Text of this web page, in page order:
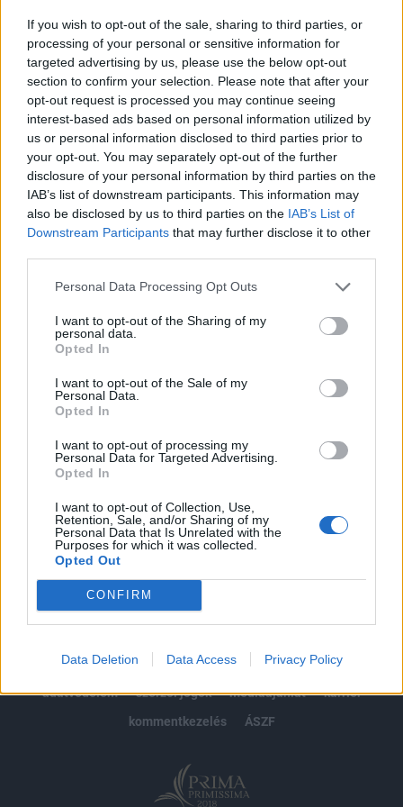
If you wish to opt-out of the sale, sharing to third parties, or
processing of your personal or sensitive information for
targeted advertising by us, please use the below opt-out
section to confirm your selection. Please note that after your
opt-out request is processed you may continue seeing
interest-based ads based on personal information utilized by
us or personal information disclosed to third parties prior to
your opt-out. You may separately opt-out of the further
disclosure of your personal information by third parties on the
IAB’s list of downstream participants. This information may
also be disclosed by us to third parties on the IAB’s List of
Downstream Participants that may further disclose it to other
Personal Data Processing Opt Outs
I want to opt-out of the Sharing of my
personal data.
Opted In
I want to opt-out of the Sale of my
Personal Data.
Opted In
I want to opt-out of processing my
Personal Data for Targeted Advertising.
Opted In
I want to opt-out of Collection, Use,
Retention, Sale, and/or Sharing of my
Personal Data that Is Unrelated with the
Purposes for which it was collected.
Opted Out
CONFIRM
Data Deletion Data Access Privacy Policy
Az orosz elnök, akinek szavait több orosz portál mellett a
Vedomosztyi idézte, azt mondta: Oroszország győzelme
elkerülhetetlen, soha nem fogják megtörni az
Oroszországot alkotó nemzetközösség kohézióját." Arról is
beszélt, hogy szerinte Ukrajnában nácizmus van: szerinte
erre a legjobb bizonyíték, hogy Ukrajna szerinte nemzeti
hősnek tartja Sztyepan Banderát. Kapcsolódó...
KEDVES OLVASÓNK!
A keresett cikk a portfolio.hu hírarchívumához
tartozik, melynek olvasása előfizetéses
regisztrációhoz kötött.
Az előfizetés a következőket tartalmazza:
Portfolio.hu teljes cikkarchívum
Kötéslisták: BÉT elmúlt 2 év napon belüli
kötéslistái
impresszum
jogi nyilatkozat
süti beállítások
adatvédelem
szerzői jogok médiaajánlat
karrier
kommentkezelés
ÁSZF